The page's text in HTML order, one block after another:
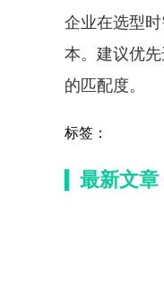
企业在选型
本。建议优
的匹配度。
标签：
最新文章